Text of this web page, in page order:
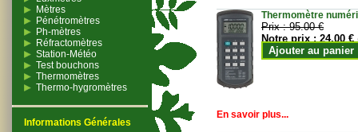
Mètres
Pénétromètres
Ph-mètres
Réfractomètres
Station-Météo
Test bouchons
Thermomètres
Thermo-hygromètres
Informations Générales
Thermomètre
Prix :95.00 €
Notre prix :24.00 €
Ajouter au panier
En savoir plus...